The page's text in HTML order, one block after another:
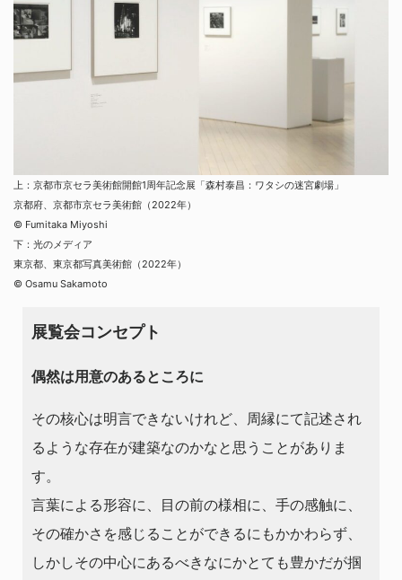
上：京都市京セラ美術館開館1周年記念展「森村泰昌：ワタシの迷宮劇場」
京都府、京都市京セラ美術館（2022年）
© Fumitaka Miyoshi
下：光のメディア
東京都、東京都写真美術館（2022年）
© Osamu Sakamoto
展覧会コンセプト
偶然は用意のあるところに
その核心は明言できないけれど、周縁にて記述され
るような存在が建築なのかなと思うことがありま
す。
言葉による形容に、目の前の様相に、手の感触に、
その確かさを感じることができるにもかかわらず、
しかしその中心にあるべきなにかとても豊かだが掴